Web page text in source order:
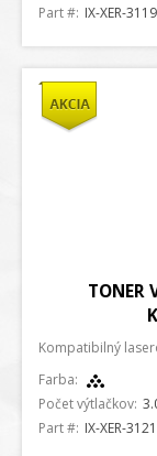
Part #: IX-XER-3119
TONER
Kompatibilný
Farba:
Počet výtlačkov:
Part #: IX-XER-3121